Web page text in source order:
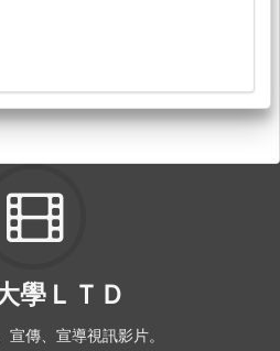
學ＬＴＤ
宣傳、宣導視訊影片。